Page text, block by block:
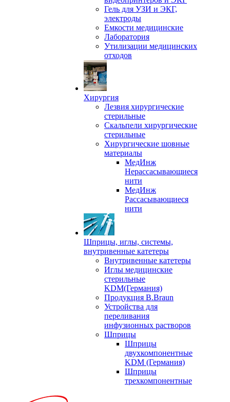
Гель для УЗИ и ЭКГ,
электроды
Емкости медицинские
Лаборатория
Утилизации медицинских
отходов
Хирургия
Лезвия хирургические
стерильные
Скальпели хирургические
стерильные
Хирургические шовные
материалы
МедИнж
Нерассасывающиеся
нити
МедИнж
Рассасывающиеся
нити
Шприцы, иглы, системы,
внутривенные катетеры
Внутривенные катетеры
Иглы медицинские
стерильные
KDM(Германия)
Продукция B.Braun
Устройства для
переливания
инфузионных растворов
Шприцы
Шприцы
двухкомпонентные
KDM (Германия)
Шприцы
трехкомпонентные